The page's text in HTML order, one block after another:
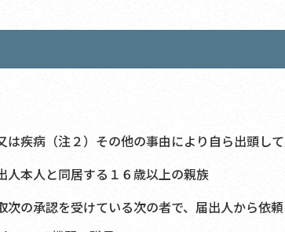
は疾病（注２）その他の事由により自ら出頭
人本人と同居する１６歳以上の親族
次の承認を受けている次の者で、届出人から依